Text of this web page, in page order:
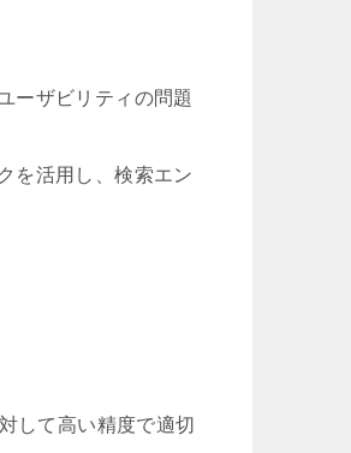
ーザビリティの問題
を活用し、検索エン
して高い精度で適切